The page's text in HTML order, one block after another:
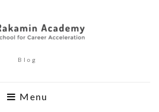
Blog
Menu